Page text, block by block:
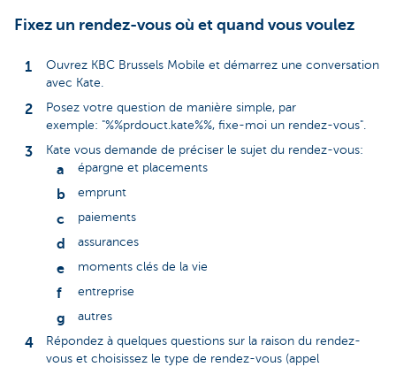
Fixez un rendez-vous où et quand vous voulez
Ouvrez KBC Brussels Mobile et démarrez une conversation
avec Kate.
Posez votre question de manière simple, par
exemple: "%%prdouct.kate%%, fixe-moi un rendez-vous".
Kate vous demande de préciser le sujet du rendez-vous:
épargne et placements
emprunt
paiements
assurances
moments clés de la vie
entreprise
autres
Répondez à quelques questions sur la raison du rendez-
vous et choisissez le type de rendez-vous (appel